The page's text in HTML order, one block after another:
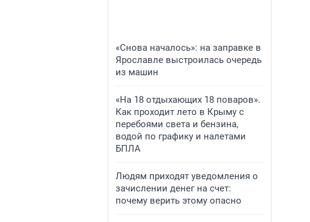
«Снова началось»: на заправке в
Ярославле выстроилась очередь
из машин
«На 18 отдыхающих 18 поваров».
Как проходит лето в Крыму с
перебоями света и бензина,
водой по графику и налетами
БПЛА
Людям приходят уведомления о
зачислении денег на счет:
почему верить этому опасно